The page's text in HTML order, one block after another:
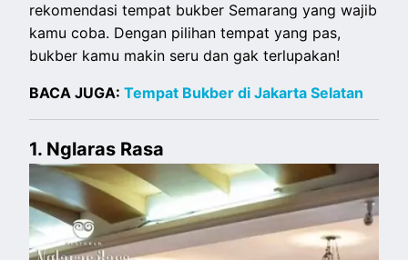
rekomendasi tempat bukber Semarang yang wajib
kamu coba. Dengan pilihan tempat yang pas,
bukber kamu makin seru dan gak terlupakan!
BACA JUGA:Tempat Bukber di Jakarta Selatan
1. Nglaras Rasa